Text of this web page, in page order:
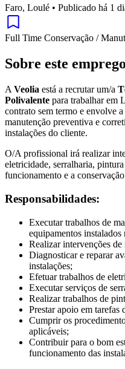
Faro, Loulé • Publicado há 1
Full Time Conservação /
Sobre este emprego
A Veolia está a recrutar um/a
Polivalente para trabalhar em
contrato sem termo e envolve
manutenção preventiva e
instalações do cliente.
O/A profissional irá realizar
eletricidade, serralharia,
funcionamento e a
Responsabilidades:
Executar trabalhos de
equipamentos instalados
Realizar intervenções
Diagnosticar e reparar
instalações;
Efetuar trabalhos de
Executar serviços de
Realizar trabalhos de
Prestar apoio em tarefas
Cumprir os
aplicáveis;
Contribuir para o bom
funcionamento das